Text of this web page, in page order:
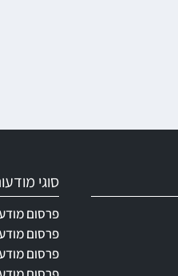
סוגי
פרסום
פרסום
פרסום